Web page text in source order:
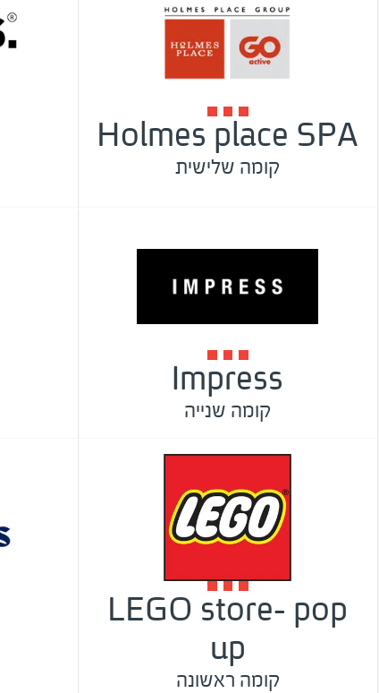
Holmes place SPA
קומה שלישית
Impress
קומה שנייה
LEGO store- pop
up
קומה ראשונה